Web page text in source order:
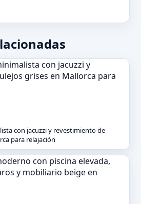
con jacuzzi y revestimiento de
para relajación